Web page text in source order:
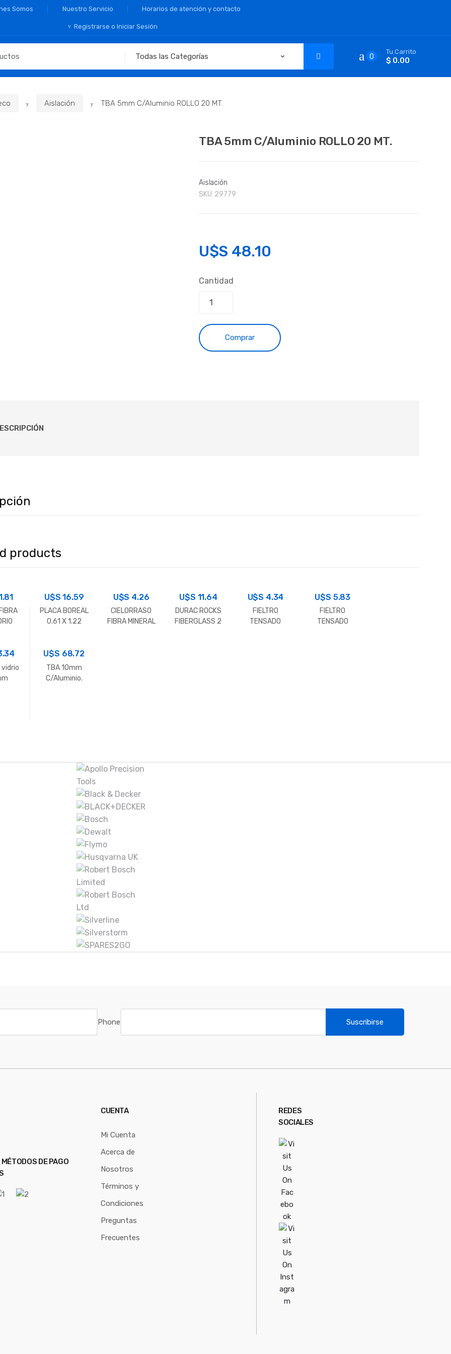
Somos Nuestro Servicio Horarios de atención y contacto
Registrarse o Iniciar Sesión
0
Tu Carrito
$ 0.00
Aislación TBA 5mm C/Aluminio ROLLO 20 MT.
TBA 5mm C/Aluminio ROLLO 20 MT.
Aislación
SKU: 29779
U$S 48.10
Cantidad
Comprar
products
U$S16.59
PLACA BOREAL
0.61 X 1.22
U$S 4.26
CIELORRASO
FIBRA MINERAL
U$S 11.64
DURAC ROCKS
FIBERGLASS 2
U$S 4.34
FIELTRO
TENSADO
U$S 5.83
FIELTRO
TENSADO
vidrio
U$S 68.72
TBA 10mm
C/Aluminio.
Phone Suscribirse
DE PAGO
CUENTA
Mi Cuenta
Acerca de
Nosotros
Términos y
Condiciones
Preguntas
Frecuentes
REDES
SOCIALES